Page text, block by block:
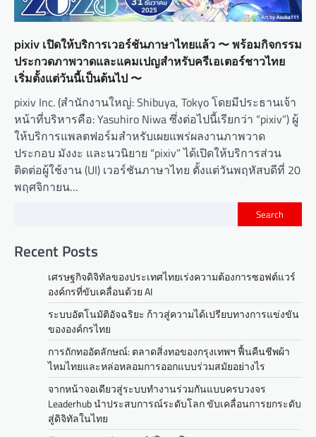
pixiv เปิดให้บริการเวอร์ชันภาษาไทยแล้ว 〜 พร้อมกิจกรรม
ประกวดภาพวาดและแคมเปญสำหรับครีเอเตอร์ชาวไทย
เริ่มตั้งแต่วันนี้เป็นต้นไป 〜
pixiv Inc. (สำนักงานใหญ่: Shibuya, Tokyo โดยมีประธานเจ้า
หน้าที่บริหารคือ: Yasuhiro Niwa ซึ่งต่อไปนี้เรียกว่า “pixiv”) ผู้
ให้บริการแพลตฟอร์มสำหรับเผยแพร่ผลงานภาพวาด
ประกอบ มังงะ และนวนิยาย “pixiv” ได้เปิดให้บริการส่วน
ติดต่อผู้ใช้งาน (UI) เวอร์ชันภาษาไทย ตั้งแต่วันพฤหัสบดีที่ 20
พฤศจิกายน…
Search
Recent Posts
เศรษฐกิจดิจิทัลของประเทศไทยเร่งความต้องการซอฟต์แวร์
องค์กรที่ขับเคลื่อนด้วย AI
ระบบอัตโนมัติอัจฉริยะ ก้าวสู่ความได้เปรียบทางการแข่งขัน
ขององค์กรไทย
การถักทออัตลักษณ์: ตลาดสิ่งทอของกรุงเทพฯ ฟื้นคืนชีพผ้า
ไหมไทยและหล่อหลอมการออกแบบร่วมสมัยอย่างไร
จากหน้าจอเดียวสู่ระบบทำงานร่วมกันแบบครบวงจร
Leaderhub นำประสบการณ์ระดับโลก ขับเคลื่อนการยกระดับ
สู่ดิจิทัลในไทย